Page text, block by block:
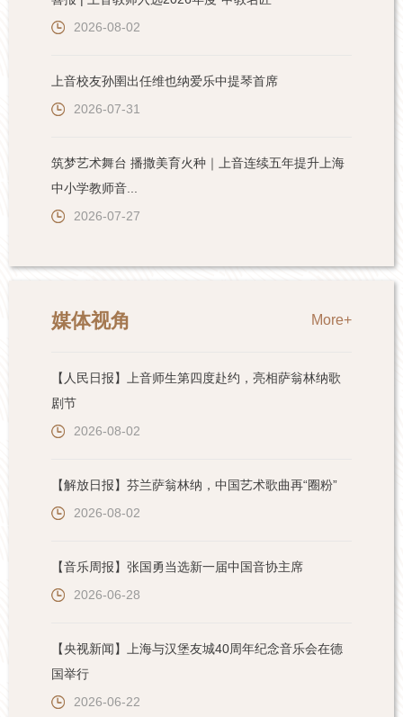
2026-08-02
上音校友孙圉出任维也纳爱乐中提琴首席
2026-07-31
筑梦艺术舞台 播撒美育火种｜上音连续五年提升上海
中小学教师音...
2026-07-27
媒体视角 More+
【人民日报】上音师生第四度赴约，亮相萨翁林纳歌
剧节
2026-08-02
【解放日报】芬兰萨翁林纳，中国艺术歌曲再“圈粉”
2026-08-02
【音乐周报】张国勇当选新一届中国音协主席
2026-06-28
【央视新闻】上海与汉堡友城40周年纪念音乐会在德
国举行
2026-06-22